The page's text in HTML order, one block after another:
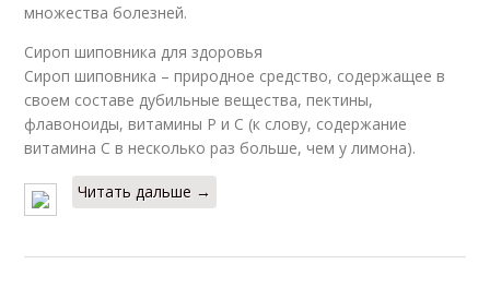
множества болезней.
Сироп шиповника для здоровья
Сироп шиповника – природное средство, содержащее в
своем составе дубильные вещества, пектины,
флавоноиды, витамины Р и С (к слову, содержание
витамина С в несколько раз больше, чем у лимона).
Читать дальше →